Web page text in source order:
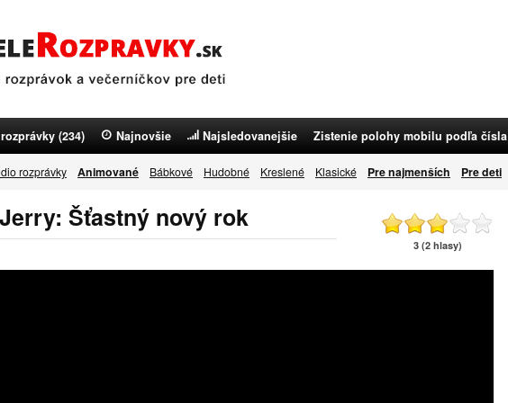
(234) Najnovšie Najsledovanejšie Zistenie polohy mobilu podľa čísla
rozprávky Animované Bábkové Hudobné Kreslené Klasické Pre najmenších Pre deti
Šťastný nový rok
3 (2 hlasy)